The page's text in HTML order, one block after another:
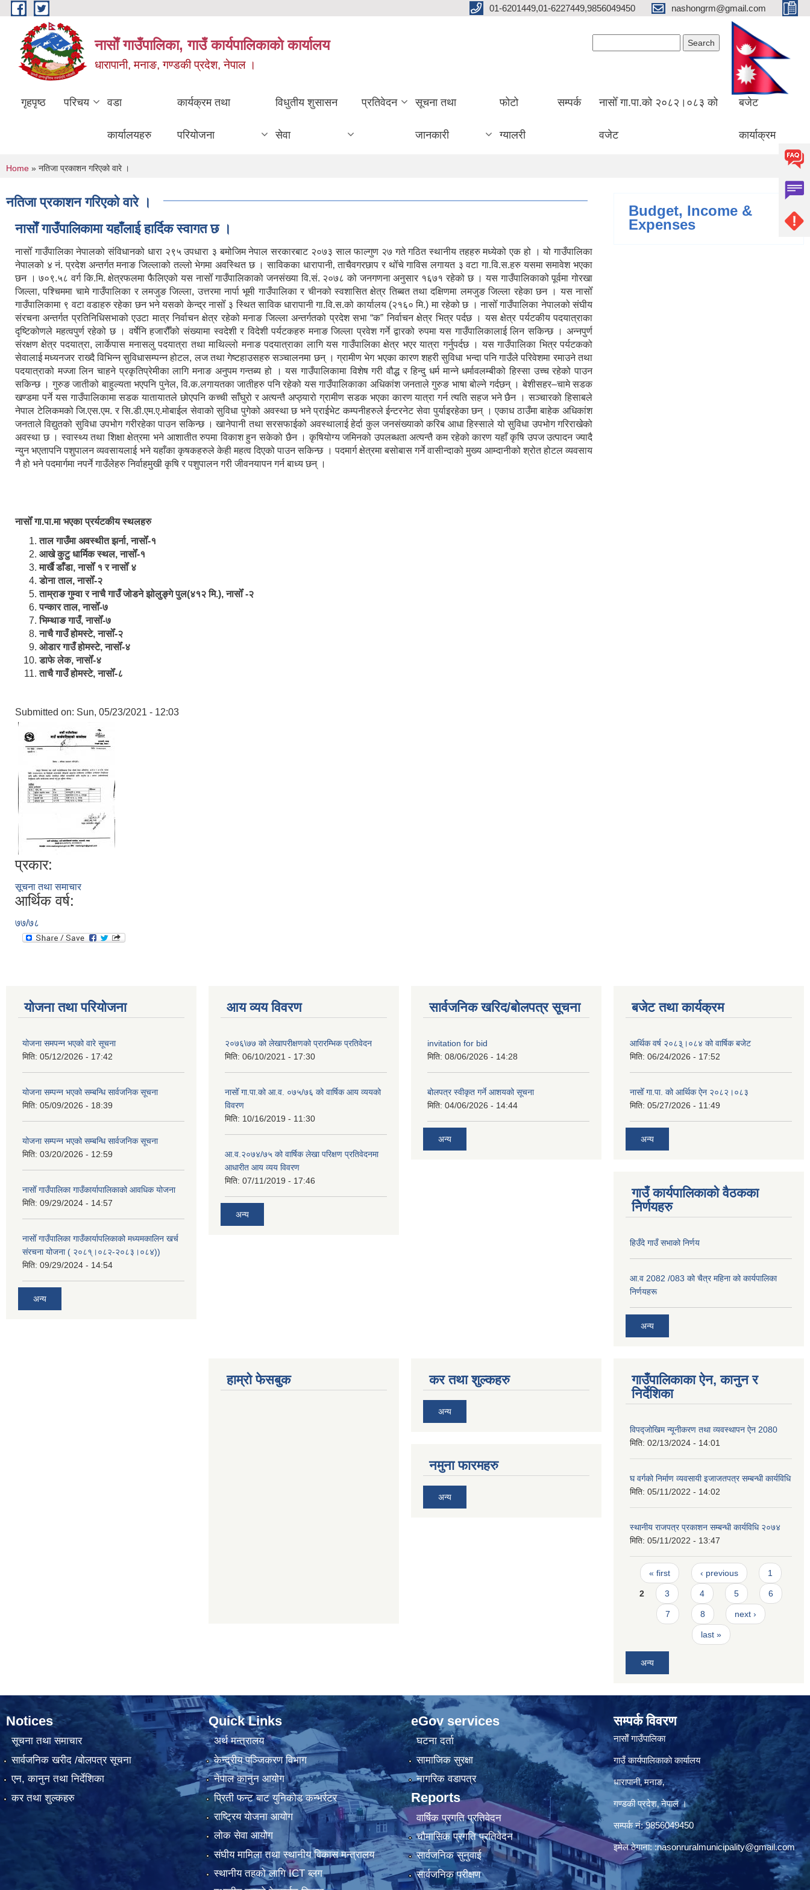
Skip to main content 01-6201449,01-6227449,9856049450 nashongrm@gmail.com
नासाेँ गाउँपालिका, गाउँ कार्यपालिकाकाे कार्यालय
धारापानी, मनाङ, गण्डकी प्रदेश, नेपाल ।
गृहपृष्ठ परिचय वडा
कार्यालयहरु
कार्यक्रम तथा
परियोजना
विधुतीय शुसासन
सेवा
प्रतिवेदन सूचना तथा
जानकारी
फोटो
ग्यालरी
सम्पर्क नासोँ गा.पा.को २०८२।०८३ को
वजेट
बजेट
कार्याक्रम
You are here
Home » नतिजा प्रकाशन गरिएको वारे ।
नतिजा प्रकाशन गरिएको वारे ।
नासाेँ गाउँपालिकामा यहाँलाई हार्दिक स्वागत छ ।
नासोँ गाउँपालिका नेपालको संविधानको धारा २९५ उपधारा ३ बमोजिम नेपाल सरकारबाट २०७३ साल फाल्गुण २७ गते गठित स्थानीय तहहरु मध्येको एक हो । यो गाउँपालिका
नेपालको ४ नं. प्रदेश अन्तर्गत मनाङ जिल्लाको तल्लो भेगमा अवस्थित छ । साविकका धारापानी‚ ताचैवगरछाप र थोँचे गाविस लगायत ३ वटा गा.वि.स.हरु यसमा समावेश भएका
छन । ७०९.५८ वर्ग कि.मि. क्षेत्रफलमा फैलिएको यस नासोँ गाउँपालिकाको जनसंख्या वि.सं. २०७८ को जनगणना अनुसार १६७१ रहेको छ । यस गाउँपालिकाको पूर्वमा गोरखा
जिल्ला, पश्चिममा चामे गाउँपालिका र लमजुङ जिल्ला, उत्तरमा नार्पा भूमी गाउँपालिका र चीनको स्वशासित क्षेत्र तिब्बत तथा दक्षिणमा लमजुङ जिल्ला रहेका छन । यस नासोँ
गाउँपालिकामा ९ वटा वडाहरु रहेका छन भने यसको केन्द्र नासोँ ३ स्थित साविक धारापानी गा.वि.स.को कार्यालय (२१६० मि.) मा रहेको छ । नासोँ गाउँपालिका नेपालको संघीय
संरचना अन्तर्गत प्रतिनिधिसभाको एउटा मात्र निर्वाचन क्षेत्र रहेको मनाङ जिल्ला अन्तर्गतको प्रदेश सभा “क” निर्वाचन क्षेत्र भित्र पर्दछ । यस क्षेत्र पर्यटकीय पदयात्राका
दृष्टिकोणले महत्वपुर्ण रहेको छ । वर्षेनि हजारौँको संख्यामा स्वदेशी र विदेशी पर्यटकहरु मनाङ जिल्ला प्रवेश गर्ने द्वारको रुपमा यस गाउँपालिकालाई लिन सकिन्छ । अन्नपुर्ण
संरक्षण क्षेत्र पदयात्रा, लार्केपास मनासलु पदयात्रा तथा माथिल्लो मनाङ पदयात्राका लागि यस गाउँपालिका क्षेत्र भएर यात्रा गर्नुपर्दछ । यस गाउँपालिका भित्र पर्यटकको
सेवालाई मध्यनजर राख्दै विभिन्न सुविधासम्पन्न होटल, लज तथा गेष्टहाउसहरु सञ्चालनमा छन् । ग्रामीण भेग भएका कारण शहरी सुविधा भन्दा पनि गाउँले परिवेशमा रमाउने तथा
पदयात्राको मज्जा लिन चाहने प्रकृतिप्रेमीका लागि मनाङ अनुपम गन्तब्य हो । यस गाउँपालिकामा विशेष गरी वौद्ध र हिन्दु धर्म मान्ने धर्मावलम्बीको हिस्सा उच्च रहेको पाउन
सकिन्छ । गुरुङ जातीको बाहुल्यता भएपनि पुनेल, वि.क.लगायतका जातीहरु पनि रहेको यस गाउँपालिकाका अधिकांश जनताले गुरुङ भाषा बोल्ने गर्दछन् । बेशीसहर–चामे सडक
खण्डमा पर्ने यस गाउँपालिकामा सडक यातायातले छोएपनि कच्ची साँघुरो र अत्यन्तै अप्ठ्यारो ग्रामीण सडक भएका कारण यात्रा गर्न त्यति सहज भने छैन । सञ्चारको हिसाबले
नेपाल टेलिकमको जि.एस.एम. र सि.डी.एम.ए.मोबाईल सेवाको सुविधा पुगेको अवस्था छ भने प्राईभेट कम्पनीहरुले ईन्टरनेट सेवा पुर्याइरहेका छन् । एकाध ठाउँमा बाहेक अधिकांश
जनताले विद्युतको सुविधा उपभोग गरीरहेका पाउन सकिन्छ । खानेपानी तथा सरसफाईको अवस्थालाई हेर्दा कुल जनसंख्याको करिब आधा हिस्साले यो सुविधा उपभोग गरिराखेको
अवस्था छ । स्वास्थ्य तथा शिक्षा क्षेत्रमा भने आशातीत रुपमा विकाश हुन सकेको छैन । कृषियोग्य जमिनको उपलब्धता अत्यन्तै कम रहेको कारण यहाँ कृषि उपज उत्पादन ज्यादै
न्युन भएतापनि पशुपालन व्यवसायलाई भने यहाँका कृषकहरुले केही महत्व दिएको पाउन सकिन्छ । पदमार्ग क्षेत्रमा बसोबास गर्ने वासीन्दाको मुख्य आम्दानीको श्रोत होटल व्यवसाय
नै हो भने पदमार्गमा नपर्ने गाउँलेहरु निर्वाहमुखी कृषि र पशुपालन गरी जीवनयापन गर्न बाध्य छन् ।
नासोँ गा.पा.मा भएका प्रर्यटकीय स्थलहरु
ताल गाउँमा अवस्थीत झर्ना, नासोँ-१
आखे कुटु धार्मिक स्थल, नासोँ-१
मार्खै डाँडा, नासोँ १ र नासोँ ४
डाेना ताल, नासोँ-२
ताम्राङ गुम्वा र नाचै गाउँ जोडने झोलुङ्गे पुल(४१२ मि.), नासोँ -२
पन्कार ताल, नासोँ-७
भिम्थाङ गाउँ, नासोँ-७
नाचै गाउँ होमस्टे, नासोँ-२
ओ‍‍‌डार गाउँ होमस्टे, नासोँ-४
डाफे लेक, नासोँ-४
ताचै गाउँ होमस्टे, नासोँ-८
Submitted on: Sun, 05/23/2021 - 12:03
प्रकार:
सूचना तथा समाचार
आर्थिक वर्ष:
७७/७८
Budget, Income &
Expenses
योजना तथा परियोजना
योजना समपन्न भएको वारे सूचना
मिति: 05/12/2026 - 17:42
योजना सम्पन्न भएको सम्बन्धि सार्वजनिक सूचना
मिति: 05/09/2026 - 18:39
योजना सम्पन्न भएको सम्बन्धि सार्वजनिक सूचना
मिति: 03/20/2026 - 12:59
नासोँ गाउँपालिका गाउँकार्यापालिकाको आवधिक योजना
मिति: 09/29/2024 - 14:57
नासोँ गाउँपालिका गाउँकार्यापलिकाको मध्यमकालिन खर्च
संरचना योजना ( २०८१्।०८२-२०८३।०८४))
मिति: 09/29/2024 - 14:54
अन्य
आय व्यय विवरण
२०७६\७७ को लेखापरीक्षणको प्रारम्भिक प्रतिवेदन
मिति: 06/10/2021 - 17:30
नासोँ गा.पा.को आ.व. ०७५/७६ को वार्षिक आय व्ययको
विवरण
मिति: 10/16/2019 - 11:30
आ.व.२०७४/७५ को वार्षिक लेखा परिक्षण प्रतिवेदनमा
आधारीत आय व्यय विवरण
मिति: 07/11/2019 - 17:46
अन्य
सार्वजनिक खरिद/बोलपत्र सूचना
invitation for bid
मिति: 08/06/2026 - 14:28
बोलपत्र स्वीकृत गर्ने आशयको सूचना
मिति: 04/06/2026 - 14:44
अन्य
बजेट तथा कार्यक्रम
आर्थिक वर्ष २०८३्।०८४ को वार्षिक बजेट
मिति: 06/24/2026 - 17:52
नासोँ गा.पा. को आर्थिक ऐन २०८२।०८३
मिति: 05/27/2026 - 11:49
अन्य
गाउँ कार्यपालिकाको वैठकका
निेर्णयहरु
हिउँदे गाउँ सभाको निर्णय
आ.व 2082 /083 को चैत्र महिना को कार्यपालिका
निर्णयहरू
अन्य
हाम्रो फेसबुक कर तथा शुल्कहरु
अन्य
नमुना फारमहरु
अन्य
गाउँपालिकाका ऐन, कानुन र
निर्देशिका
विपद्जोखिम न्यूनीकरण तथा व्यवस्थापन ऐन 2080
मिति: 02/13/2024 - 14:01
घ वर्गको निर्माण व्यवसायी इजाजतपत्र सम्बन्धी कार्यविधि
मिति: 05/11/2022 - 14:02
स्थानीय राजपत्र प्रकाशन सम्बन्धी कार्यविधि २०७४
मिति: 05/11/2022 - 13:47
Pages
« first ‹ previous 1
2 3 4 5 6
7 8 next ›
last »
अन्य
Notices
सूचना तथा समाचार
सार्वजनिक खरीद /बोलपत्र सूचना
एन, कानुन तथा निर्देशिका
कर तथा शुल्कहरु
Quick Links
अर्थ मन्त्रालय
केन्द्रीय पञ्जिकरण विभाग
नेपाल कानुन आयोग
प्रिती फन्ट बाट युनिकोड कन्भर्रटर
राष्ट्रिय योजना आयोग
लोक सेवा आयोग
संघीय मामिला तथा स्थानीय विकास मन्त्रालय
स्थानीय तहको लागि ICT ब्लग
eGov services
घटना दर्ता
सामाजिक सुरक्षा
नागरिक वडापत्र
Reports
वार्षिक प्रगति प्रतिवेदन
चौमासिक प्रगति प्रतिवेदन
सार्वजनिक सुनुवाई
सार्वजनिक परीक्षण
सम्पर्क विवरण
नासाेँ गाउँपालिका
गाउँ कार्यपालिकाकाे कार्यालय
धारापानी‚ मनाङ‚
गण्डकी प्रदेश‚ नेपाल ।
सम्पर्क न‌ं‍: 9856049450
इमेल ठेगाना::nasonruralmunicipality@gmail.com